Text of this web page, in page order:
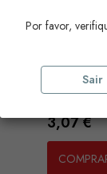
DIABLO
Preço
3,07 €
Por favor,
Sair